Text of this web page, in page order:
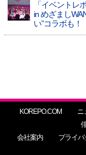
「イベントレ
in めざまし
い”コラボも！
KOREPO.COM ニ
会社案内
プライ